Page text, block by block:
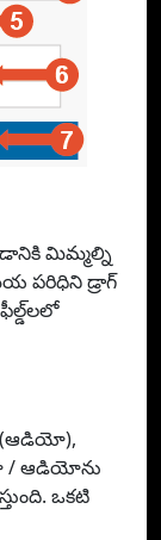
మిమ్మల్ని
పరిధిని డ్రాగ్
(ఆడియో),
/ ఆడియోను
ఒకటి